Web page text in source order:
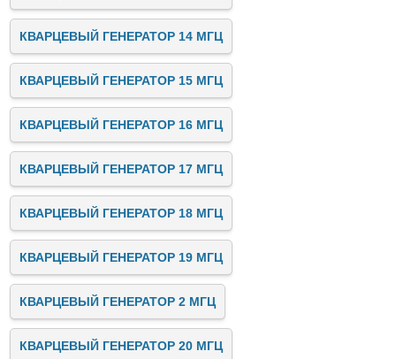
КВАРЦЕВЫЙ ГЕНЕРАТОР 14 МГЦ
КВАРЦЕВЫЙ ГЕНЕРАТОР 15 МГЦ
КВАРЦЕВЫЙ ГЕНЕРАТОР 16 МГЦ
КВАРЦЕВЫЙ ГЕНЕРАТОР 17 МГЦ
КВАРЦЕВЫЙ ГЕНЕРАТОР 18 МГЦ
КВАРЦЕВЫЙ ГЕНЕРАТОР 19 МГЦ
КВАРЦЕВЫЙ ГЕНЕРАТОР 2 МГЦ
КВАРЦЕВЫЙ ГЕНЕРАТОР 20 МГЦ